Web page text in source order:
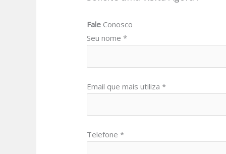
Fale Conosco
Seu nome *
Email que mais utiliza *
Telefone *